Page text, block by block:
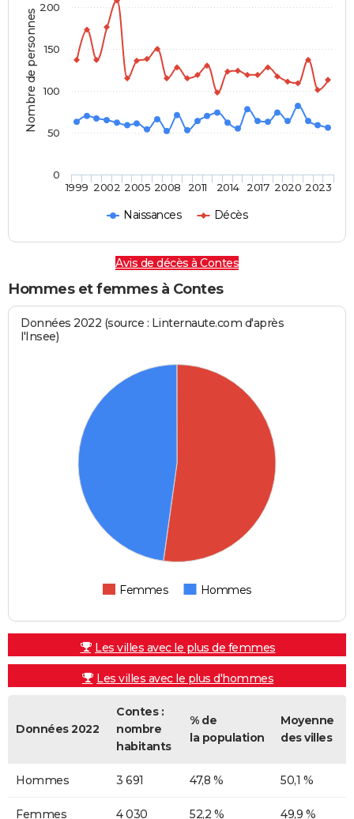
Nombre de personnes
Naissances Décès
1999 2002 2005 2008 2011 2014 2017 2020 2023
0
50
100
150
200
Avis de décès à Contes
Hommes et femmes à Contes
Données 2022 (source : Linternaute.com d'après
l'Insee)
Femmes Hommes
Les villes avec le plus de femmes
Les villes avec le plus d'hommes
Données 2022
Contes :
nombre
habitants
% de
la population
Moyenne
des villes
Hommes 3 691 47,8 % 50,1 %
Femmes 4 030 52,2 % 49,9 %